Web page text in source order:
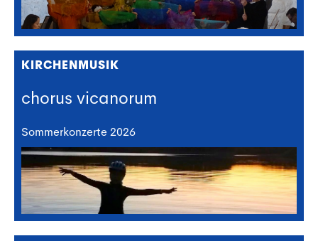
KIRCHENMUSIK
chorus vicanorum
Sommerkonzerte 2026